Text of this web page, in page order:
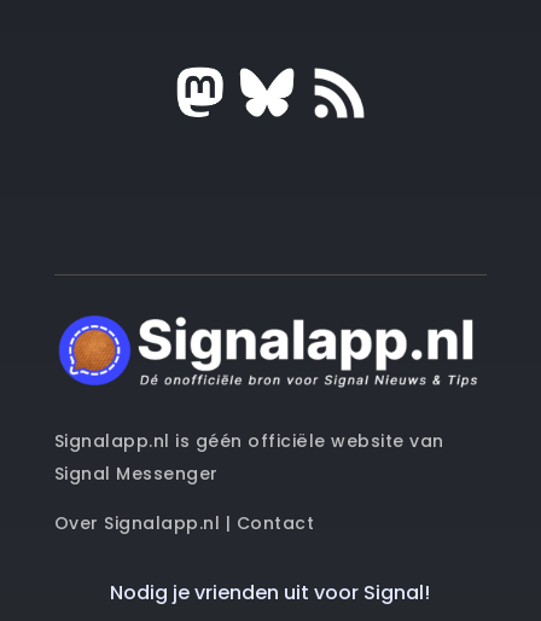
Signalapp.nl is géén officiële website van
Signal Messenger
Over Signalapp.nl | Contact
Nodig je vrienden uit voor Signal!